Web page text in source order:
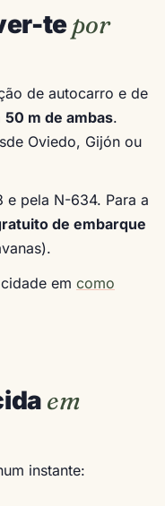
tepor
de autocarro e de
50 m de ambas.
Oviedo, Gijón ou
e pela N-634. Para a
de embarque
em como
em
instante: